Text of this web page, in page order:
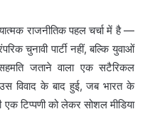
राजनीतिक पहल चर्चा में है —
चुनावी पार्टी नहीं, बल्कि युवाओं
जताने वाला एक सटैरिकल
विवाद के बाद हुई, जब भारत के
टिप्पणी को लेकर सोशल मीडिया